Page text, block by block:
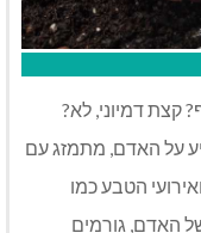
קצת דמיוני, לא?
על האדם, מתמזג עם
הטבע כמו
האדם, גורמים